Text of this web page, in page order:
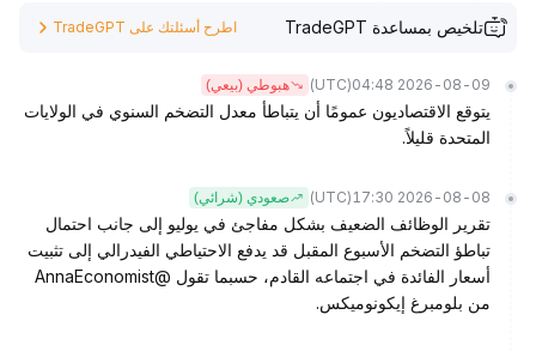
تلخيص بمساعدة TradeGPT اطرح أسئلتك على TradeGPT
2026-08-09 04:48
(UTC) هبوطي (بيعي)
يتوقع الاقتصاديون عمومًا أن يتباطأ معدل التضخم السنوي في الولايات
المتحدة قليلاً.
2026-08-08 17:30
(UTC) صعودي (شرائي)
تقرير الوظائف الضعيف بشكل مفاجئ في يوليو إلى جانب احتمال
تباطؤ التضخم الأسبوع المقبل قد يدفع الاحتياطي الفيدرالي إلى تثبيت
أسعار الفائدة في اجتماعه القادم، حسبما تقول @AnnaEconomist
من بلومبرغ إيكونوميكس.